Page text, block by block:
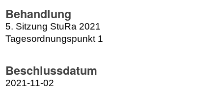
Behandlung
5. Sitzung StuRa 2021
Tagesordnungspunkt 1
Beschlussdatum
2021-11-02